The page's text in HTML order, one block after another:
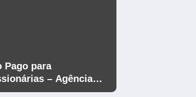
Pago para
– Agência
– Entre as Melhores